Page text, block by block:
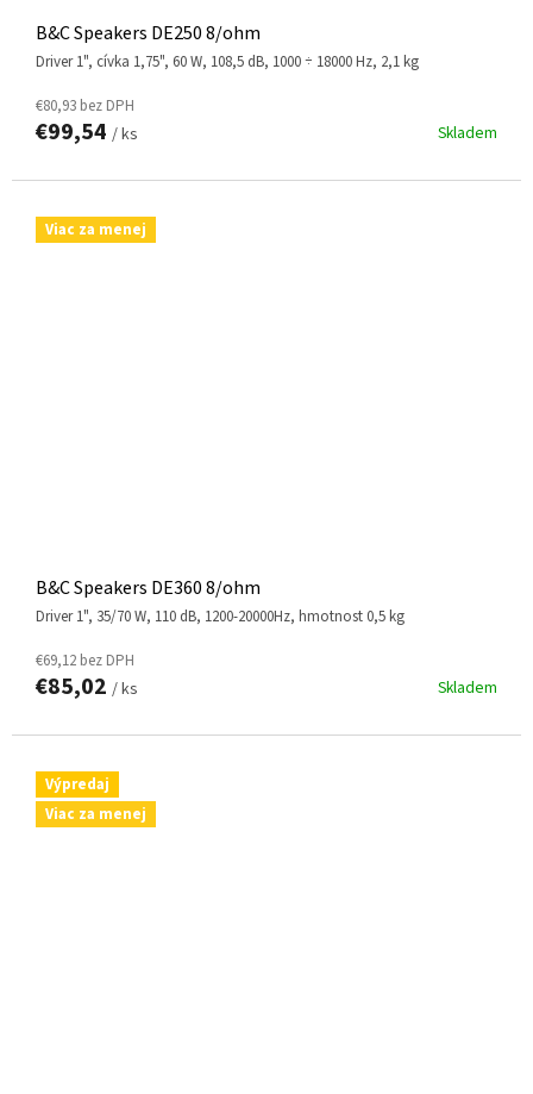
B&C Speakers DE250 8/ohm
driver 1", cívka 1,75", 60 W, 108,5 dB, 1000 ÷ 18000 Hz, 2,1 kg
Skladem
€80,93 bez DPH
€99,54 / ks
Viac za menej
B&C Speakers DE360 8/ohm
driver 1", 35/70 W, 110 dB, 1200-20000Hz, hmotnost 0,5 kg
Skladem
€69,12 bez DPH
€85,02 / ks
Výpredaj
Viac za menej